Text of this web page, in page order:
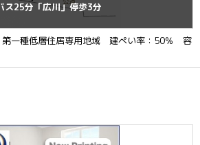
ス25分「広川」停歩3分
一種低層住居専用地域 建ぺい率：50％ 容